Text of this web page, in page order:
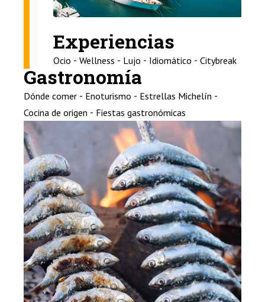
Experiencias
Ocio - Wellness - Lujo - Idiomático - Citybreak
Gastronomía
Dónde comer - Enoturismo - Estrellas Michelín -
Cocina de origen - Fiestas gastronómicas